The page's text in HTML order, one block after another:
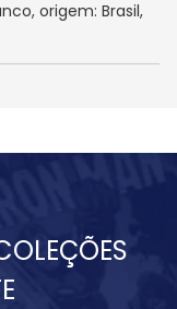
origem: Brasil,